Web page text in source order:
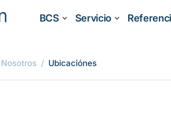
BCS Servicio
Nosotros Ubicaciónes